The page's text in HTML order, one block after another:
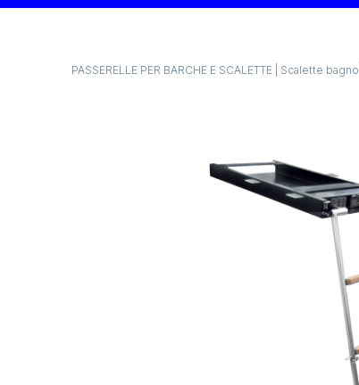
PASSERELLE PER BARCHE E SCALETTE Scalette bagno